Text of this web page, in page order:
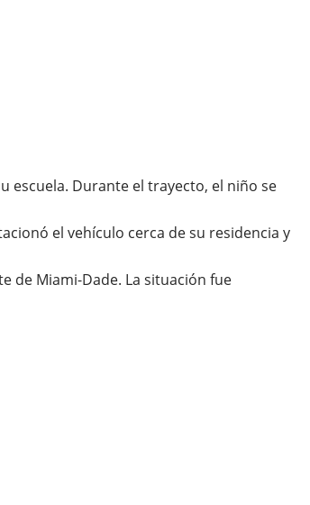
escuela. Durante el trayecto, el niño se
el vehículo cerca de su residencia y
de Miami-Dade. La situación fue